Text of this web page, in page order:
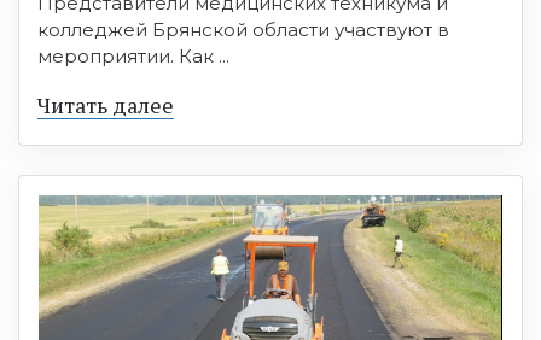
колледжей Брянской области участвуют в
мероприятии. Как ...
Читать далее